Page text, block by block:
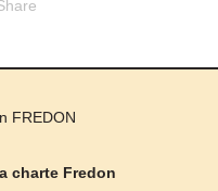
charte Fredon